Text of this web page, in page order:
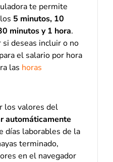
te permite
5 minutos, 10
minutos y 1 hora.
deseas incluir o no
el salario por hora
las horas
los valores del
automáticamente
días laborables de la
terminado,
en el navegador